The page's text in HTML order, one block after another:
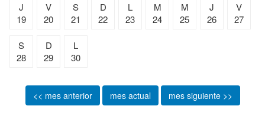
J
19
V
20
S
21
D
22
L
23
M
24
M
25
J
26
V
27
S
28
D
29
L
30
<< mes anterior mes actual mes siguiente >>